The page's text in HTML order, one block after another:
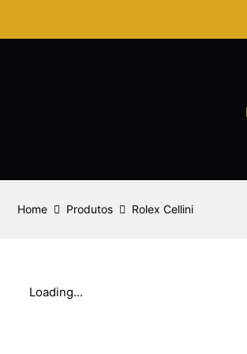
Home Produtos Rolex Cellini
Loading...